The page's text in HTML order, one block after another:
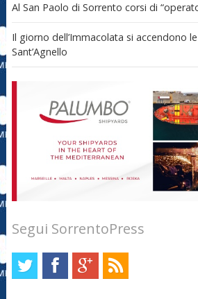
Al San Paolo di Sorrento corsi di
Il giorno dell’Immacolata si accendono
Sant’Agnello
Segui SorrentoPress